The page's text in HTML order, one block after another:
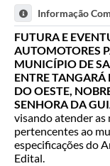
Informação
FUTURA E
AUTOMOTORES
MUNICÍPIO DE
ENTRE
DO OESTE,
SENHORA DA
visando atender as
pertencentes ao
especificações do
Edital.